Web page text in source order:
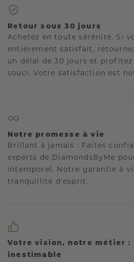
Retour sous 30 jours
Achetez en toute sérénité. Si
entièrement satisfait,
un délai de 30 jours et profitez
souci. Votre satisfaction est
Notre promesse à vie
Brillant à jamais : Faites
experts de DiamondsByMe
intemporel. Notre garantie à
tranquillité d'esprit.
Votre vision, notre métier :
inestimable